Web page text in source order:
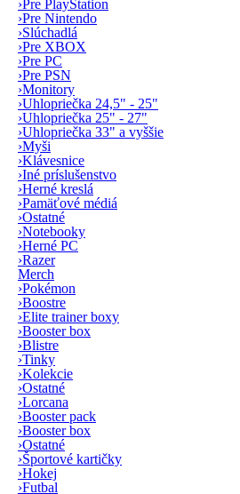
›Pre PlayStation
›Pre Nintendo
›Slúchadlá
›Pre XBOX
›Pre PC
›Pre PSN
›Monitory
›Uhlopriečka 24,5" - 25"
›Uhlopriečka 25" - 27"
›Uhlopriečka 33" a vyššie
›Myši
›Klávesnice
›Iné príslušenstvo
›Herné kreslá
›Pamäťové médiá
›Ostatné
›Notebooky
›Herné PC
›Razer
Merch
›Pokémon
›Boostre
›Elite trainer boxy
›Booster box
›Blistre
›Tinky
›Kolekcie
›Ostatné
›Lorcana
›Booster pack
›Booster box
›Ostatné
›Športové kartičky
›Hokej
›Futbal